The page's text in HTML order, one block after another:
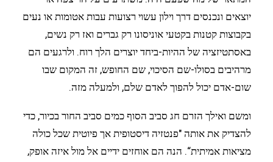
יוצאים ונכנסים דרך וילון עשוי רצועות עבות אטומות או נעים
בקבוצות קטנות בקטעי אוניסונו רק גברים ואז רק נשים,
באסתטיזציה של ההיות-ביחד יוצרים הלך רוח. ולרגעים הם
מרהיבים בסולו-שם הסיכוי, שם החופש, זה המקום שבו
שום-אדם יכול להפוך לאדם שלם, ולמעלה מזה.
ומשם ואילך הזרם חג סביב הסוף כמים סביב החור בכיור, כדי
להצדיק את אותה "פנטזיה דיסטופית אך פיוטית שכל כולה
מציאות אמיתית“. הנה הם אוחזים ידיים אל מול איזה אופק,